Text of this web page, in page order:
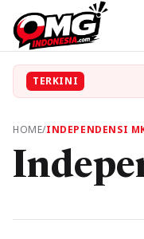
TERKINI
HOME/INDEPENDENSI